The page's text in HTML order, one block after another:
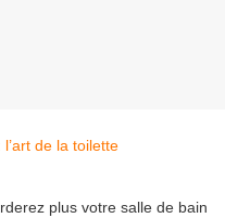
plus votre salle de bain